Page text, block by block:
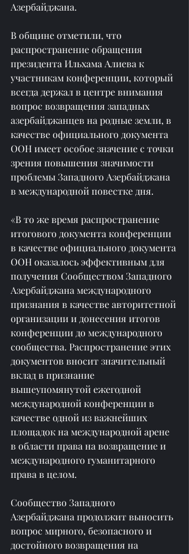
Азербайджана.
В общине отметили, что
распространение обращения
президента Ильхама Алиева к
участникам конференции, который
всегда держал в центре внимания
вопрос возвращения западных
азербайджанцев на родные земли, в
качестве официального документа
ООН имеет особое значение с точки
зрения повышения значимости
проблемы Западного Азербайджана
в международной повестке дня.
«В то же время распространение
итогового документа конференции
в качестве официального документа
ООН оказалось эффективным для
получения Сообществом Западного
Азербайджана международного
признания в качестве авторитетной
организации и донесения итогов
конференции до международного
сообщества. Распространение этих
документов вносит значительный
вклад в признание
вышеупомянутой ежегодной
международной конференции в
качестве одной из важнейших
площадок на международной арене
в области права на возвращение и
международного гуманитарного
права в целом.
Сообщество Западного
Азербайджана продолжит выносить
вопрос мирного, безопасного и
достойного возвращения на